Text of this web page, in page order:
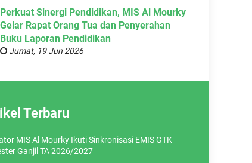
Perkuat Sinergi Pendidikan, MIS Al Mourky
Gelar Rapat Orang Tua dan Penyerahan
Buku Laporan Pendidikan
Jumat, 19 Jun 2026
Terbaru
MIS Al Mourky Ikuti Sinkronisasi EMIS GTK
Ganjil TA 2026/2027